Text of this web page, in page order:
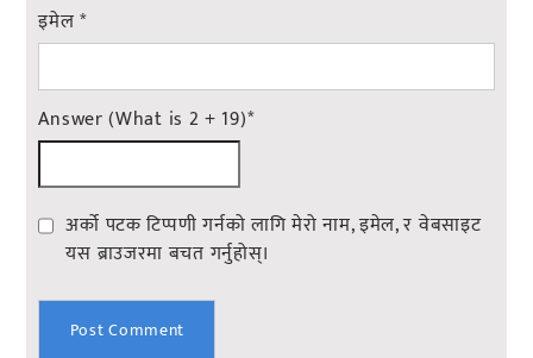
इमेल*
Answer (What is 2 + 19)*
अर्को पटक टिप्पणी गर्नको लागि मेरो नाम, इमेल, र वेबसाइट
यस ब्राउजरमा बचत गर्नुहोस्।